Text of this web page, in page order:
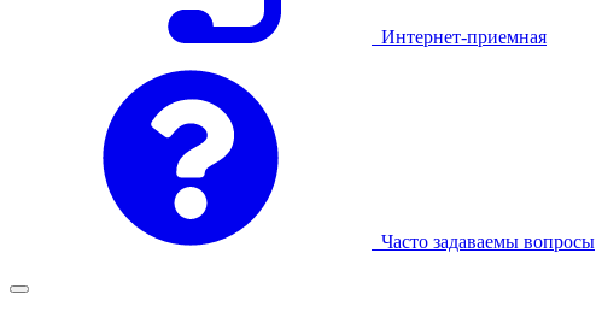
Интернет-приемная
Часто задаваемы вопросы